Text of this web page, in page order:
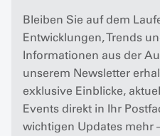
Bleiben Sie auf dem
Entwicklungen, Trends
Informationen aus der
unserem Newsletter
exklusive Einblicke,
Events direkt in Ihr
wichtigen Updates mehr